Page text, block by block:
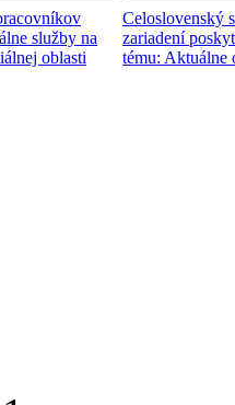
služby na
oblasti
Celoslovenský
zariadení
tému: Aktuálne